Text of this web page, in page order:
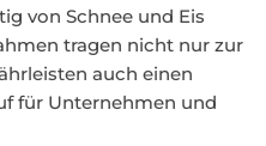
von Schnee und Eis
tragen nicht nur zur
auch einen
für Unternehmen und